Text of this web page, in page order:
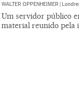
WALTER OPPENHEIMER |
Um servidor público
material reunido pela